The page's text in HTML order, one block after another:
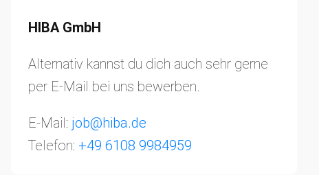
HIBA GmbH
Alternativ kannst du dich auch sehr gerne
per E-Mail bei uns bewerben.
E-Mail: job@hiba.de
Telefon: +49 6108 9984959